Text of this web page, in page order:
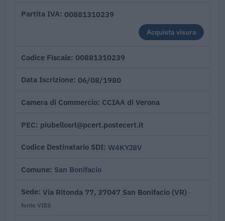
Partita IVA 00881310239
Acquista visura
Codice Fiscale 00881310239
Data Iscrizione 06/08/1980
Camera di Commercio CCIAA di Verona
PEC piubellosrl@pcert.postecert.it
Codice Destinatario SDI W4KYJ8V
Comune San Bonifacio
Sede Via Ritonda 77, 37047 San Bonifacio (VR) ·
fonte VIES